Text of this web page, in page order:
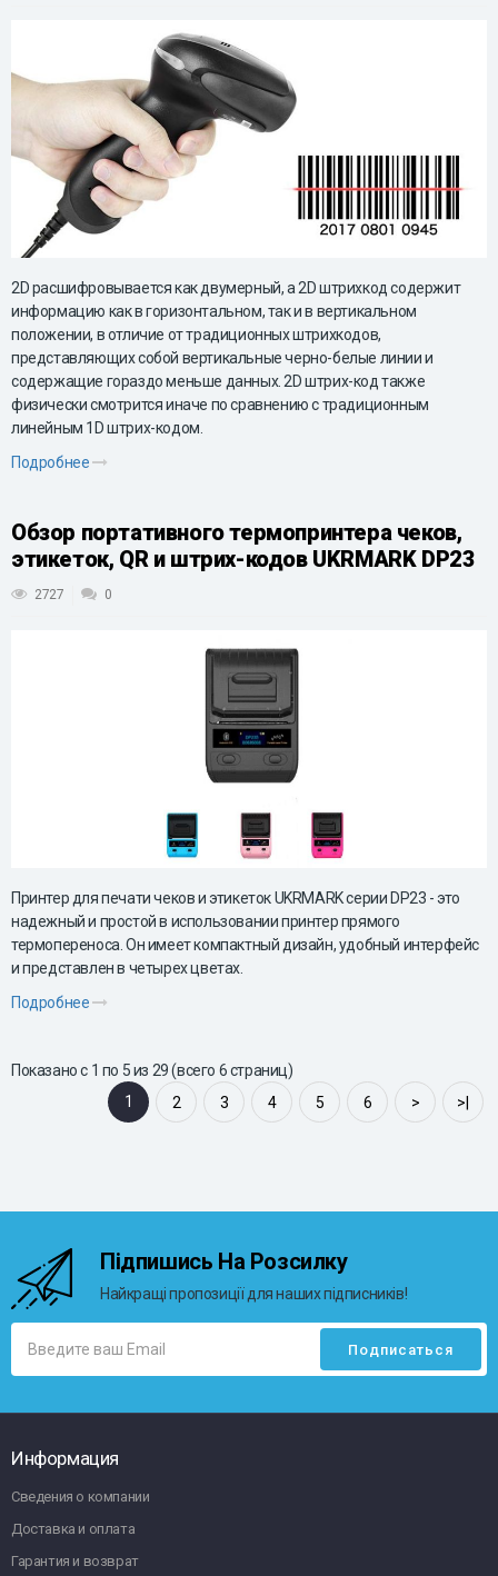
2D расшифровывается как двумерный, а 2D штрихкод содержит
информацию как в горизонтальном, так и в вертикальном
положении, в отличие от традиционных штрихкодов,
представляющих собой вертикальные черно-белые линии и
содержащие гораздо меньше данных. 2D штрих-код также
физически смотрится иначе по сравнению с традиционным
линейным 1D штрих-кодом.
Подробнее
Обзор портативного термопринтера чеков,
этикеток, QR и штрих-кодов UKRMARK DP23
2727 0
Принтер для печати чеков и этикеток UKRMARK серии DP23 - это
надежный и простой в использовании принтер прямого
термопереноса. Он имеет компактный дизайн, удобный интерфейс
и представлен в четырех цветах.
Подробнее
Показано с 1 по 5 из 29 (всего 6 страниц)
1
2 3 4 5 6 > >|
Підпишись На Розсилку
Найкращі пропозиції для наших підписників!
Информация
Сведения о компании
Доставка и оплата
Гарантия и возврат